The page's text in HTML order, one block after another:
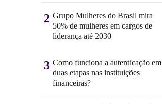
2 Grupo Mulheres do Brasil mira
50% de mulheres em cargos de
liderança até 2030
3 Como funciona a autenticação em
duas etapas nas instituições
financeiras?